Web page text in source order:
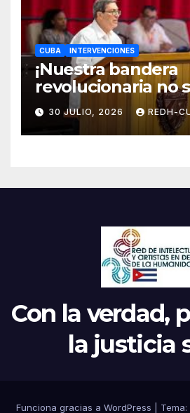
CUBA INTERVENCIONES
¡Nuestra bandera
revolucionaria no
jamás! Por Bruno
Parrilla
30 JULIO, 2026 REDH-
Con la verdad,
la justicia
Funciona gracias a WordPress